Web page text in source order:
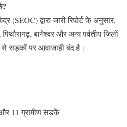
(SEOC) द्वारा जारी रिपोर्ट के अनुसार,
बागेश्वर और अन्य पर्वतीय जिलों
सड़कों पर आवाजाही बंद है।
और 11 ग्रामीण सड़कें